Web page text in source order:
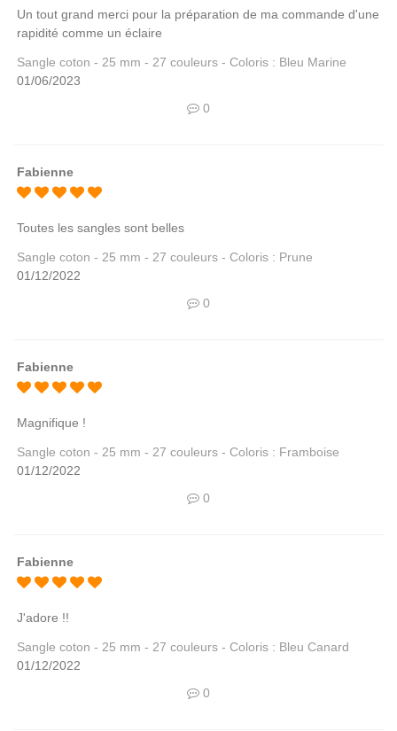
Un tout grand merci pour la préparation de ma commande d'une
rapidité comme un éclaire
Sangle coton - 25 mm - 27 couleurs - Coloris : Bleu Marine
01/06/2023
0
Fabienne
Toutes les sangles sont belles
Sangle coton - 25 mm - 27 couleurs - Coloris : Prune
01/12/2022
0
Fabienne
Magnifique !
Sangle coton - 25 mm - 27 couleurs - Coloris : Framboise
01/12/2022
0
Fabienne
J'adore !!
Sangle coton - 25 mm - 27 couleurs - Coloris : Bleu Canard
01/12/2022
0